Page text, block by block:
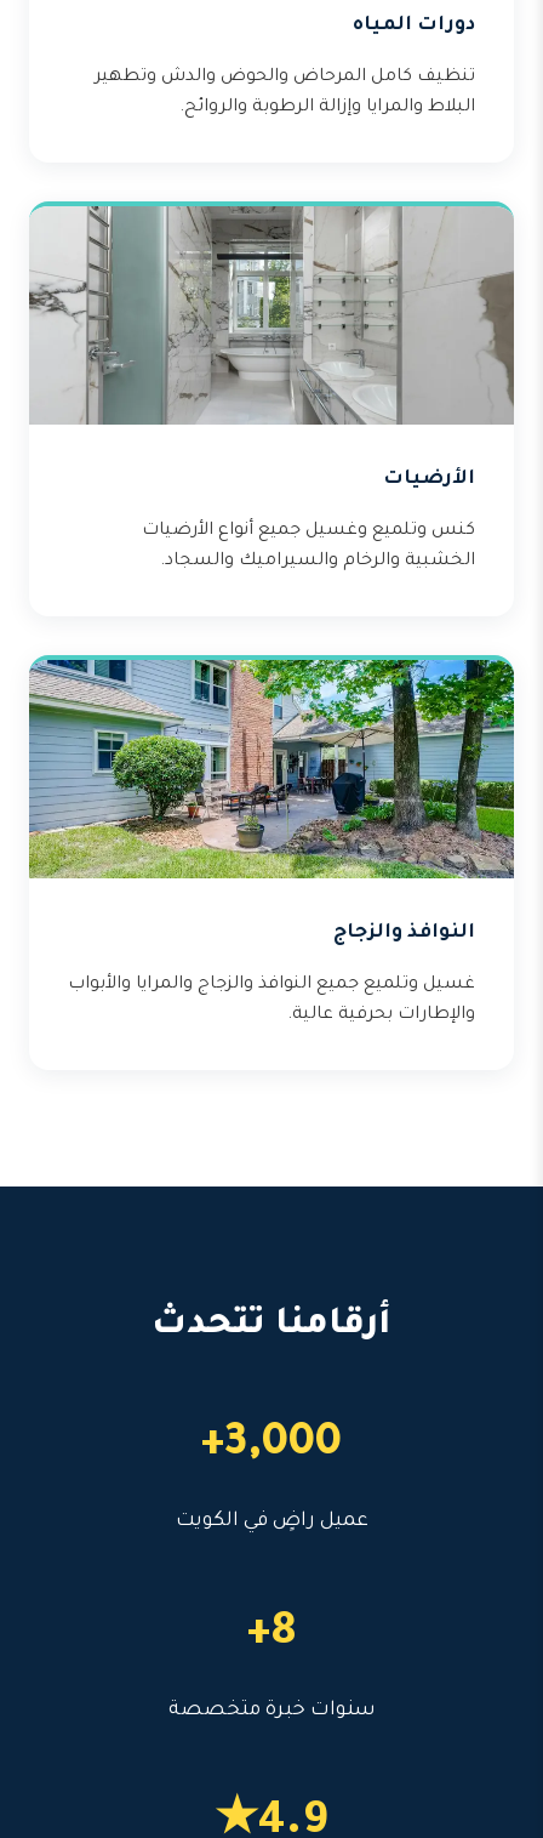
دورات المياه
تنظيف كامل المرحاض والحوض والدش وتطهير
البلاط والمرايا وإزالة الرطوبة والروائح.
الأرضيات
كنس وتلميع وغسيل جميع أنواع الأرضيات
الخشبية والرخام والسيراميك والسجاد.
النوافذ والزجاج
غسيل وتلميع جميع النوافذ والزجاج والمرايا والأبواب
والإطارات بحرفية عالية.
أرقامنا تتحدث
3,000+
عميل راضٍ في الكويت
8+
سنوات خبرة متخصصة
4.9★